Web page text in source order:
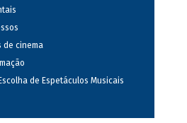
de cinema
de Espetáculos Musicais